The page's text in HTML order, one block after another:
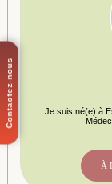
Je suis né(e) à
À
Contactez-nous